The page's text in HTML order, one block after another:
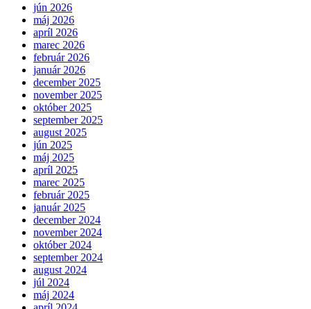
jún 2026
máj 2026
apríl 2026
marec 2026
február 2026
január 2026
december 2025
november 2025
október 2025
september 2025
august 2025
jún 2025
máj 2025
apríl 2025
marec 2025
február 2025
január 2025
december 2024
november 2024
október 2024
september 2024
august 2024
júl 2024
máj 2024